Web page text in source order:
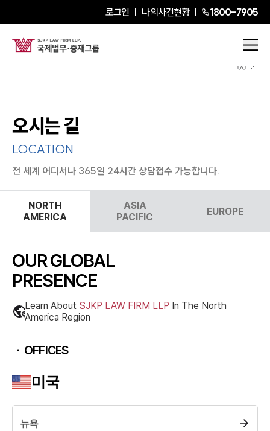
로그인 나의사건현황 1800-7905
오시는 길
LOCATION
전 세계 어디서나 365일 24시간 상담접수 가능합니다.
NORTH
AMERICA
ASIA
PACIFIC
EUROPE
OUR GLOBAL
PRESENCE
Learn About SJKP LAW FIRM LLP In The North
America Region
OFFICES
미국
뉴욕